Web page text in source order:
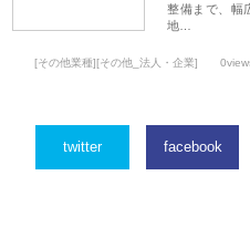
整備まで、幅
地…
[その他業種][その他_法人・企業]
twitter facebook